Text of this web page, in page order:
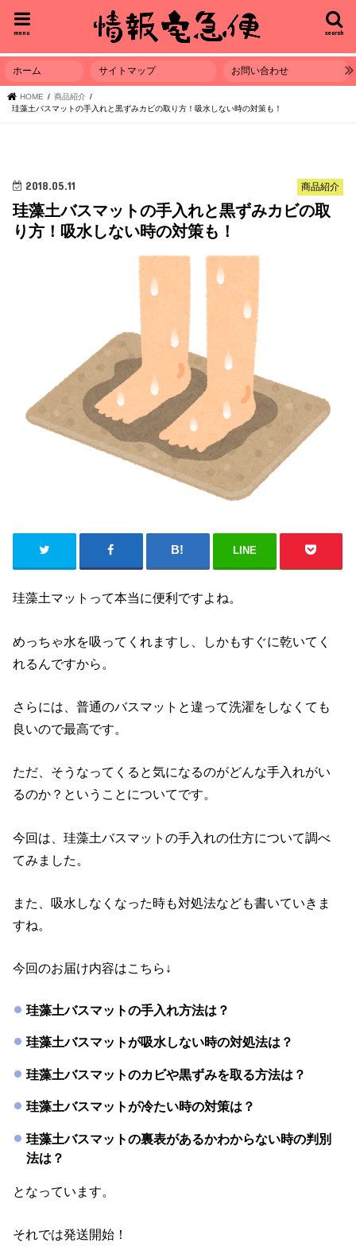
search
menu
ホーム サイトマップ お問い合わせ
HOME
商品紹介
珪藻土バスマットの手入れと黒ずみカビの取り方！吸水しない時の対策も！
商品紹介
2018.05.11
珪藻土バスマットの手入れと黒ずみカビの取
り方！吸水しない時の対策も！
LINE
珪藻土マットって本当に便利ですよね。
めっちゃ水を吸ってくれますし、しかもすぐに乾いてく
れるんですから。
さらには、普通のバスマットと違って洗濯をしなくても
良いので最高です。
ただ、そうなってくると気になるのがどんな手入れがい
るのか？ということについてです。
今回は、珪藻土バスマットの手入れの仕方について調べ
てみました。
また、吸水しなくなった時も対処法なども書いていきま
すね。
今回のお届け内容はこちら↓
珪藻土バスマットの手入れ方法は？
珪藻土バスマットが吸水しない時の対処法は？
珪藻土バスマットのカビや黒ずみを取る方法は？
珪藻土バスマットが冷たい時の対策は？
珪藻土バスマットの裏表があるかわからない時の判別
法は？
となっています。
それでは発送開始！